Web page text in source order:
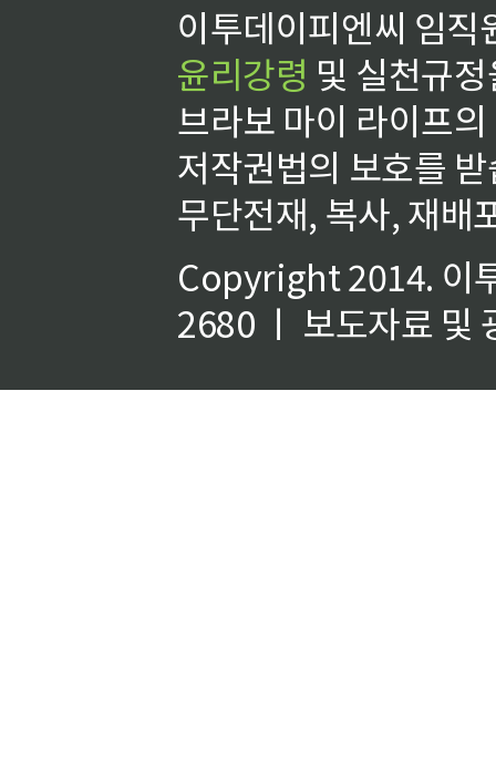
이투데이피엔씨 임
윤리강령 및 실천규
브라보 마이 라이프
저작권법의 보호를
무단전재, 복사, 재배
Copyright 2014. 이
2680 ㅣ 보도자료